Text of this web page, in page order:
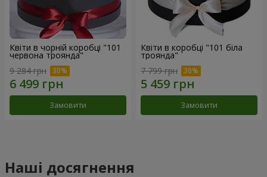
Квіти в чорній коробці "101
червона троянда"
9 284 грн
Замовити
Квіти в коробці "101 біла
троянда"
7 799 грн
Замовити
Наші досягнення